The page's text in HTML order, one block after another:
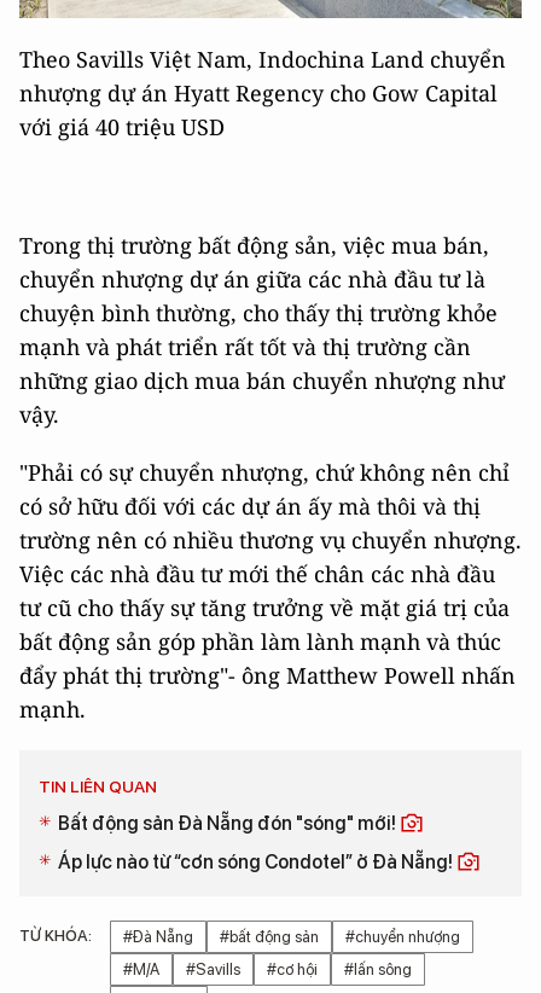
Theo Savills Việt Nam, Indochina Land chuyển
nhượng dự án Hyatt Regency cho Gow Capital
với giá 40 triệu USD
Trong thị trường bất động sản, việc mua bán,
chuyển nhượng dự án giữa các nhà đầu tư là
chuyện bình thường, cho thấy thị trường khỏe
mạnh và phát triển rất tốt và thị trường cần
những giao dịch mua bán chuyển nhượng như
vậy.
"Phải có sự chuyển nhượng, chứ không nên chỉ
có sở hữu đối với các dự án ấy mà thôi và thị
trường nên có nhiều thương vụ chuyển nhượng.
Việc các nhà đầu tư mới thế chân các nhà đầu
tư cũ cho thấy sự tăng trưởng về mặt giá trị của
bất động sản góp phần làm lành mạnh và thúc
đẩy phát thị trường"- ông Matthew Powell nhấn
mạnh.
TIN LIÊN QUAN
Bất động sản Đà Nẵng đón "sóng" mới!
Áp lực nào từ “cơn sóng Condotel” ở Đà Nẵng!
TỪ KHÓA: #Đà Nẵng #bất động sản
#chuyển nhượng
#M/A
#Savills #cơ hội #lấn sông